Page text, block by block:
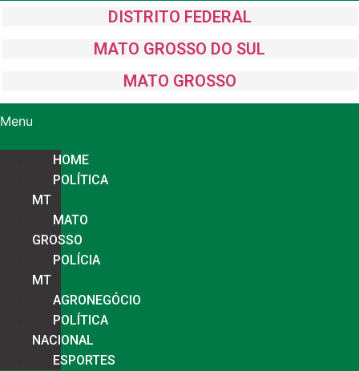
DISTRITO FEDERAL
MATO GROSSO DO SUL
MATO GROSSO
Menu
HOME
POLÍTICA
MT
MATO
GROSSO
POLÍCIA
MT
AGRONEGÓCIO
POLÍTICA
NACIONAL
ESPORTES